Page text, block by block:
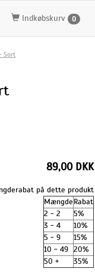
Indkøbskurv 0
Sort
89,00 DKK
på dette produkt
MængdeRabat
2 - 2
5%
3 - 4
10%
5 - 9
15%
10 - 49 20%
50 +
35%